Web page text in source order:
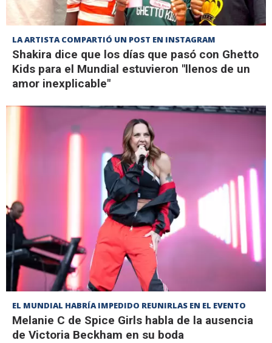
LA ARTISTA COMPARTIÓ UN POST EN INSTAGRAM
Shakira dice que los días que pasó con Ghetto
Kids para el Mundial estuvieron "llenos de un
amor inexplicable"
EL MUNDIAL HABRÍA IMPEDIDO REUNIRLAS EN EL EVENTO
Melanie C de Spice Girls habla de la ausencia
de Victoria Beckham en su boda